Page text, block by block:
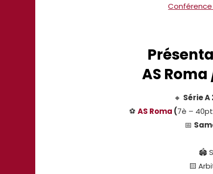
AS
🔸 Série A
⚽AS Roma (7è –
📅
🏟
🟨